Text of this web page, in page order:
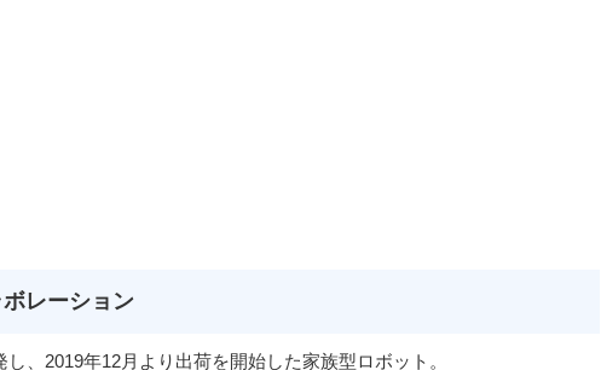
レーション
、2019年12月より出荷を開始した家族型ロボット。